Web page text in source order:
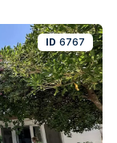
ID 6767